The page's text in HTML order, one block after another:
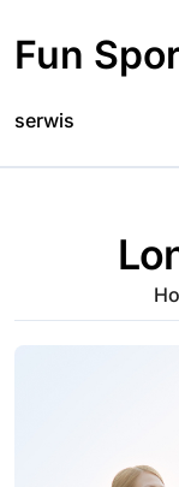
content
Fun
serwis